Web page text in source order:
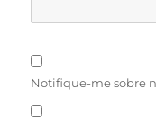
Notifique-me sobre